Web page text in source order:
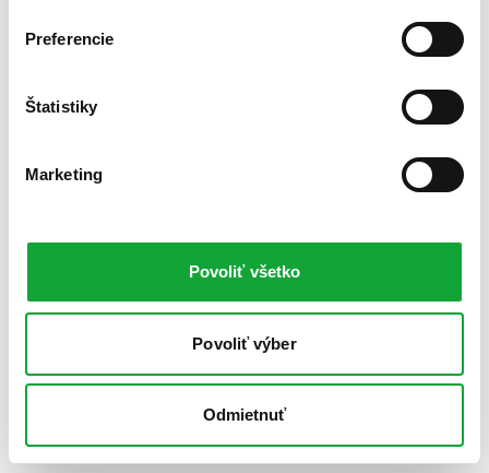
Preferencie
Štatistiky
Marketing
Povoliť všetko
Povoliť výber
Odmietnuť